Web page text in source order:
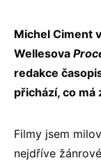
Michel Ciment
Wellesova
redakce
přichází, co má
Filmy jsem
nejdříve